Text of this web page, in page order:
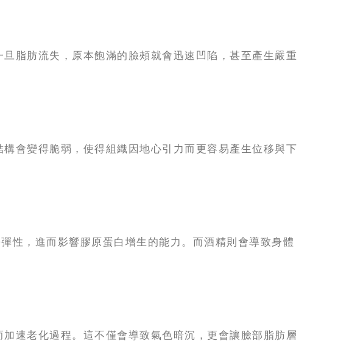
脂肪流失，原本飽滿的臉頰就會迅速凹陷，甚至產生嚴重
會變得脆弱，使得組織因地心引力而更容易產生位移與下
性，進而影響膠原蛋白增生的能力。而酒精則會導致身體
速老化過程。這不僅會導致氣色暗沉，更會讓臉部脂肪層